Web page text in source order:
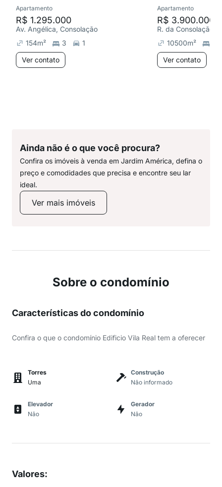
Apartamento
R$ 1.295.000
Av. Angélica, Consolação
154m² 3
1
Ver contato
Apartamento
R$ 3.900.000
R. da Consolação,
10500m²
Ver contato
Ainda não é o que você procura?
Confira os imóveis à venda em Jardim América, defina o
preço e comodidades que precisa e encontre seu lar
ideal.
Ver mais imóveis
Sobre o condomínio
Características do condomínio
Confira o que o condomínio Edificio Vila Real tem a oferecer
Torres
Uma
Construção
Não informado
Elevador
Não
Gerador
Não
Valores: